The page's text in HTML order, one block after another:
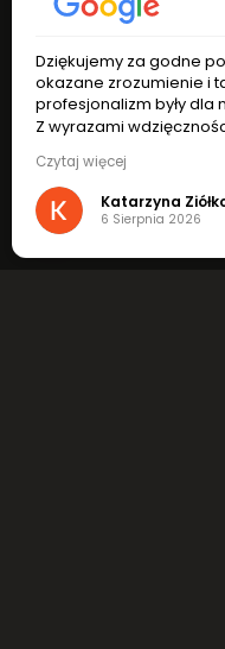
Dziękujemy za godne
okazane zrozumienie i
profesjonalizm były
Z wyrazami
Czytaj więcej
Katarzyna
6 Sierpnia 2026